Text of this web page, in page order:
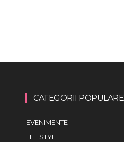
CATEGORII POPULARE
EVENIMENTE
LIFESTYLE